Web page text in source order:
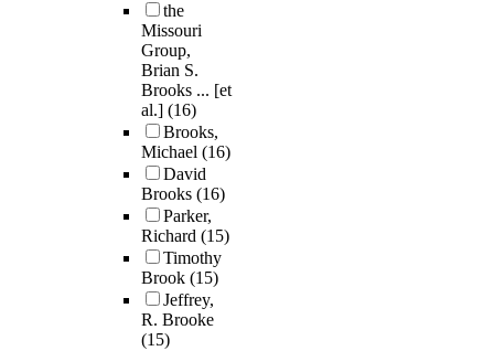
the
Missouri
Group,
Brian S.
Brooks ... [et
al.] (16)
Brooks,
Michael (16)
David
Brooks (16)
Parker,
Richard (15)
Timothy
Brook (15)
Jeffrey,
R. Brooke
(15)